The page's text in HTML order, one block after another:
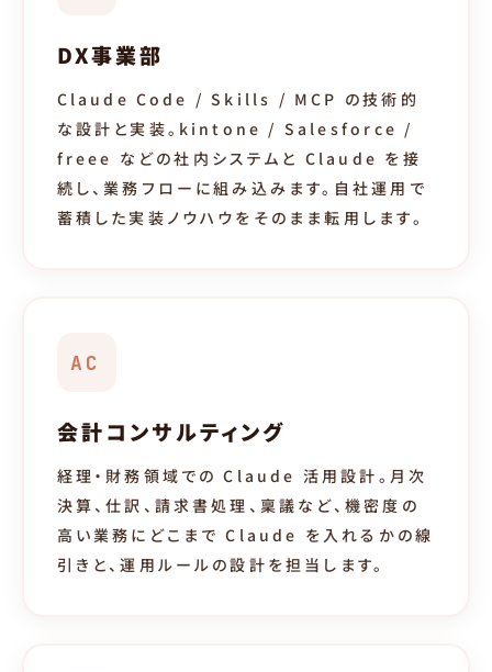
DX事業部
Claude Code / Skills / MCP の技術的
な設計と実装。kintone / Salesforce /
freee などの社内システムと Claude を接
続し、業務フローに組み込みます。自社運用で
蓄積した実装ノウハウをそのまま転用します。
AC
会計コンサルティング
経理・財務領域での Claude 活用設計。月次
決算、仕訳、請求書処理、稟議など、機密度の
高い業務にどこまで Claude を入れるかの線
引きと、運用ルールの設計を担当します。